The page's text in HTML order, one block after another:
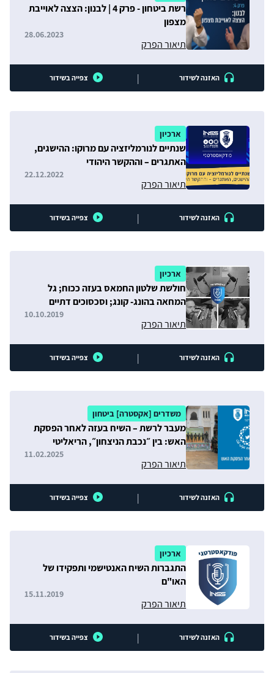
רשת ביטחון - פרק 4 | לבנון: הצצה לאוייבת
מצפון
תיאור הפרק
28.06.2023
האזנה לשידור | צפייה בשידור
ארכיון
שנתיים לנורמליזציה עם מרוקו: ההישגים,
האתגרים – וההקשר היהודי
תיאור הפרק
22.12.2022
האזנה לשידור | צפייה בשידור
ארכיון
חולשת שלטון החמאס בעזה ככוח; גל
המחאה בהונג- קונג; וסכסוכים דתיים
תיאור הפרק
10.10.2019
האזנה לשידור | צפייה בשידור
משדרים [אקסטרה] ביטחון
מעבר לרשת – השיח בעזה לאחר הפסקת
האש: בין ״נכבת הניצחון״, הריאליטי
תיאור הפרק
11.02.2025
האזנה לשידור | צפייה בשידור
ארכיון
התגברות השיח האנטישמי ותפקידו של
האו"ם
תיאור הפרק
15.11.2019
האזנה לשידור | צפייה בשידור